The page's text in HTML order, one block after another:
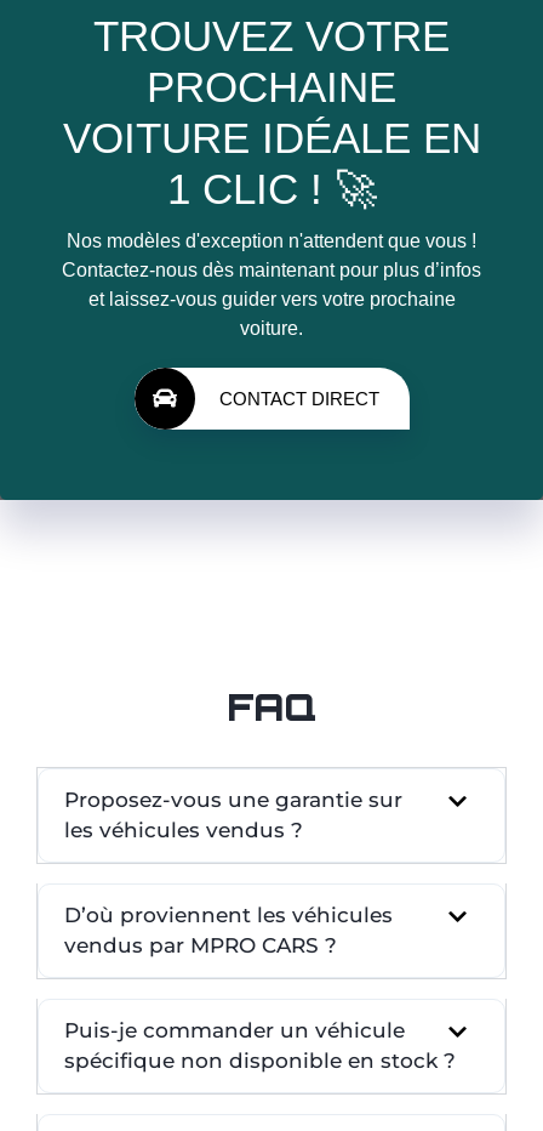
TROUVEZ VOTRE
PROCHAINE
VOITURE IDÉALE EN
1 CLIC ! 🚀
Nos modèles d'exception n'attendent que vous !
Contactez-nous dès maintenant pour plus d’infos
et laissez-vous guider vers votre prochaine
voiture.
CONTACT DIRECT
FAQ
Proposez-vous une garantie sur
les véhicules vendus ?
D’où proviennent les véhicules
vendus par MPRO CARS ?
Puis-je commander un véhicule
spécifique non disponible en stock ?